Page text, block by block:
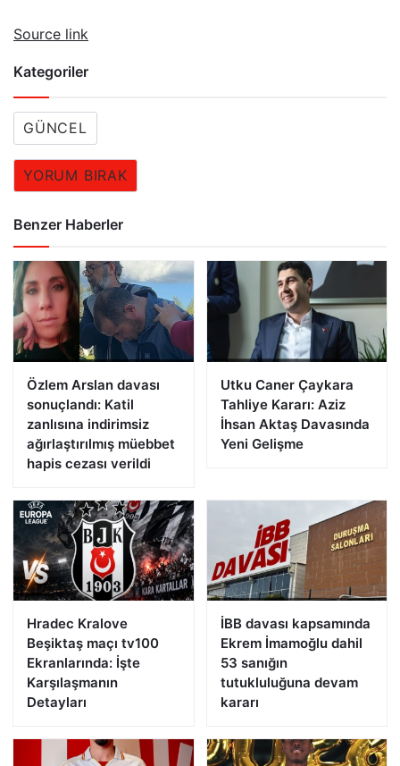
Source link
Kategoriler
GÜNCEL
YORUM BIRAK
Benzer Haberler
Özlem Arslan davası
sonuçlandı: Katil
zanlısına indirimsiz
ağırlaştırılmış müebbet
hapis cezası verildi
Utku Caner Çaykara
Tahliye Kararı: Aziz
İhsan Aktaş Davasında
Yeni Gelişme
Hradec Kralove
Beşiktaş maçı tv100
Ekranlarında: İşte
Karşılaşmanın
Detayları
İBB davası kapsamında
Ekrem İmamoğlu dahil
53 sanığın
tutukluluğuna devam
kararı